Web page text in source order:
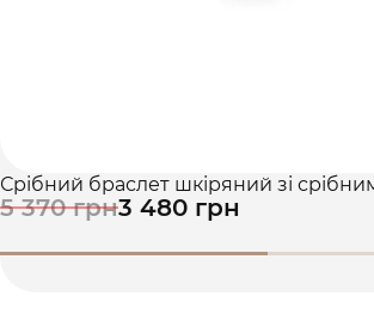
Срібний браслет шкіряний зі
5 370 грн3 480 грн